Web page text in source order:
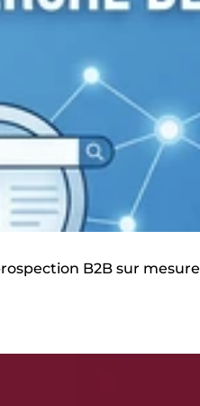
B2B sur mesure